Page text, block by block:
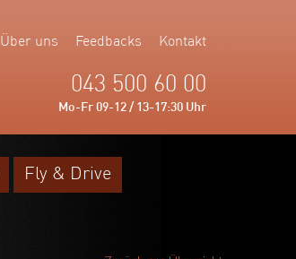
Über uns Feedbacks Kontakt
043 500 60 00
Mo-Fr 09-12 / 13-17:30 Uhr
Fly & Drive